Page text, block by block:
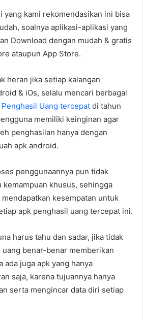
yang kami rekomendasikan ini bisa
soalnya aplikasi-aplikasi yang
Download dengan mudah & gratis
ataupun App Store.
heran jika setiap kalangan
& iOs, selalu mencari berbagai
Penghasil Uang tercepat di tahun
memiliki keinginan agar
penghasilan hanya dengan
apk android.
penggunaannya pun tidak
kemampuan khusus, sehingga
mendapatkan kesempatan untuk
apk penghasil uang tercepat ini.
harus tahu dan sadar, jika tidak
uang benar-benar memberikan
ada juga apk yang hanya
saja, karena tujuannya hanya
serta mengincar data diri setiap